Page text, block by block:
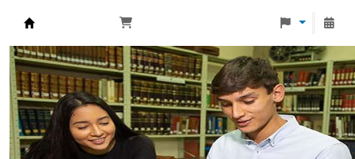
Biblioteca Universidad Monteávila